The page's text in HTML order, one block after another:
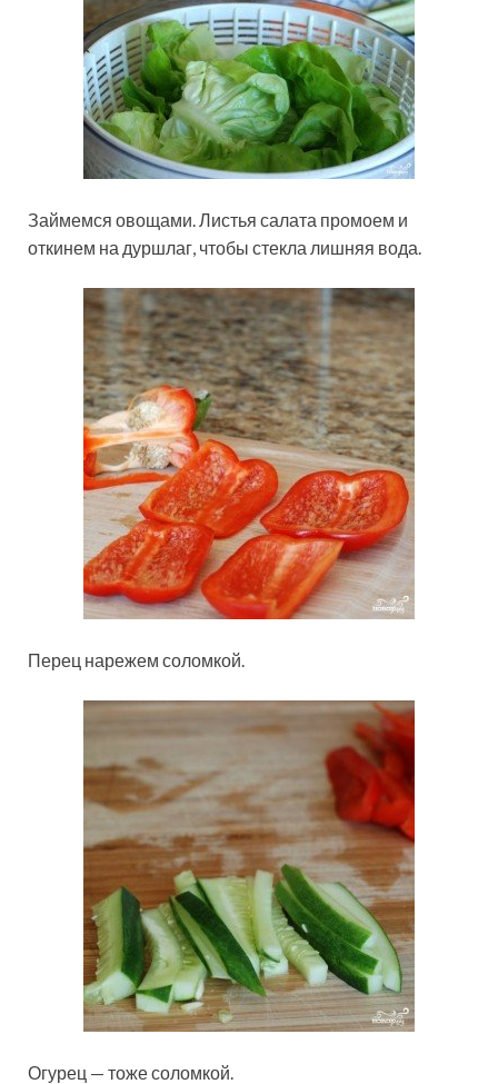
Займемся овощами. Листья салата промоем и
откинем на дуршлаг, чтобы стекла лишняя вода.
Перец нарежем соломкой.
Огурец — тоже соломкой.